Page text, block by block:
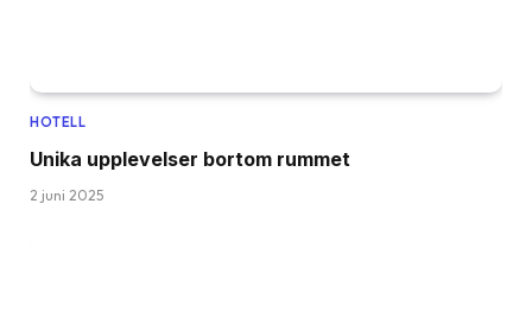
HOTELL
Unika upplevelser bortom rummet
2 juni 2025